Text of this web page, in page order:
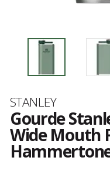
Marque
STANLEY
Gourde
Wide Mouth